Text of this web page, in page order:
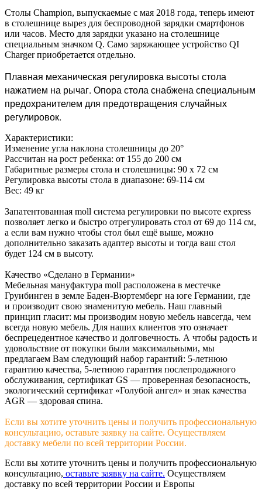
Столы Champion, выпускаемые с мая 2018 года, теперь имеют
в столешнице вырез для беспроводной зарядки смартфонов
или часов. Место для зарядки указано на столешнице
специальным значком Q. Само заряжающее устройство QI
Charger приобретается отдельно.
Плавная механическая регулировка высоты стола
нажатием на рычаг. Опора стола снабжена специальным
предохранителем для предотвращения случайных
регулировок.
Характеристики:
Изменение угла наклона столешницы до 20°
Рассчитан на рост ребенка: от 155 до 200 см
Габаритные размеры стола и столешницы: 90 х 72 см
Регулировка высоты стола в диапазоне: 69-114 см
Вес: 49 кг
Запатентованная moll система регулировки по высоте express
позволяет легко и быстро отрегулировать стол от 69 до 114 см,
а если вам нужно чтобы стол был ещё выше, можно
дополнительно заказать адаптер высоты и тогда ваш стол
будет 124 см в высоту.
Качество «Сделано в Германии»
Мебельная мануфактура moll расположена в местечке
Груибинген в земле Баден-Вюртемберг на юге Германии, где
и производит свою знаменитую мебель. Наш главный
принцип гласит: мы производим новую мебель навсегда, чем
всегда новую мебель. Для наших клиентов это означает
беспрецедентное качество и долговечность. А чтобы радость и
удовольствие от покупки были максимальными, мы
предлагаем Вам следующий набор гарантий: 5-летнюю
гарантию качества, 5-летнюю гарантия послепродажного
обслуживания, сертификат GS — проверенная безопасность,
экологический сертификат «Голубой ангел» и знак качества
AGR — здоровая спина.
Если вы хотите уточнить цены и получить профессиональную
консультацию, оставьте заявку на сайте. Осуществляем
доставку мебели по всей территории России.
Если вы хотите уточнить цены и получить профессиональную
консультацию, оставьте заявку на сайте. Осуществляем
доставку по всей территории России и Европы